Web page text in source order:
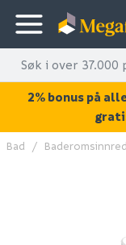
KAN
Bad
2% bonus på